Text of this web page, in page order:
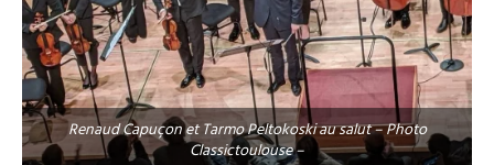
Renaud Capuçon et Tarmo Peltokoski au salut – Photo
Classictoulouse –